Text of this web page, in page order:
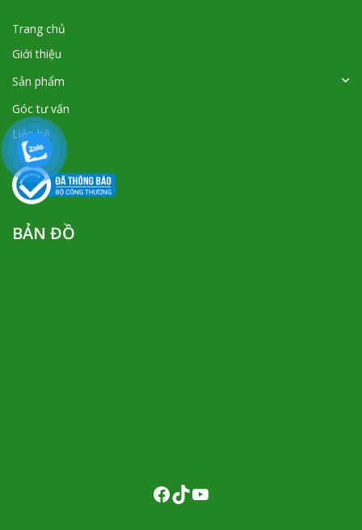
Trang chủ
Giới thiệu
Sản phẩm
Góc tư vấn
Liên hệ
BẢN ĐỒ